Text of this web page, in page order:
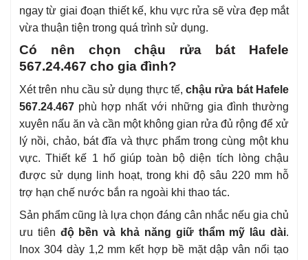
ngay từ giai đoạn thiết kế, khu vực rửa sẽ vừa đẹp mắt
vừa thuận tiện trong quá trình sử dụng.
Có nên chọn chậu rửa bát Hafele
567.24.467 cho gia đình?
Xét trên nhu cầu sử dụng thực tế,chậu rửa bát Hafele
567.24.467 phù hợp nhất với những gia đình thường
xuyên nấu ăn và cần một không gian rửa đủ rộng để xử
lý nồi, chảo, bát đĩa và thực phẩm trong cùng một khu
vực. Thiết kế 1 hố giúp toàn bộ diện tích lòng chậu
được sử dụng linh hoạt, trong khi độ sâu 220 mm hỗ
trợ hạn chế nước bắn ra ngoài khi thao tác.
Sản phẩm cũng là lựa chọn đáng cân nhắc nếu gia chủ
ưu tiên độ bền và khả năng giữ thẩm mỹ lâu dài.
Inox 304 dày 1,2 mm kết hợp bề mặt dập vân nổi tạo